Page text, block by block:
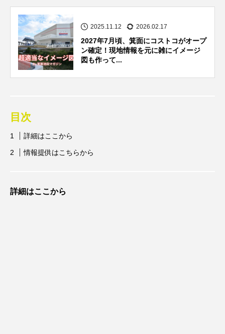
2025.11.12 2026.02.17
2027年7月頃、箕面にコストコがオープ
ン確定！現地情報を元に雑にイメージ
図も作って...
目次
詳細はここから
情報提供はこちらから
詳細はここから